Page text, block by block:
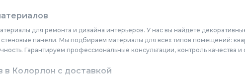
для ремонта и дизайна интерьеров. У нас вы найдете
панели. Мы подбираем материалы для всех типов помещений:
Гарантируем профессиональные консультации, контроль качества
в Колорлон с доставкой